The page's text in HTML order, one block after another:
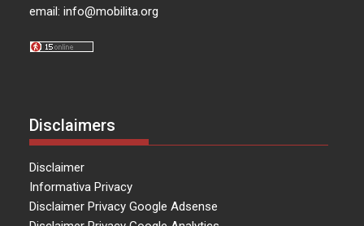
email:info@mobilita.org
Disclaimers
Disclaimer
Informativa Privacy
Disclaimer Privacy Google Adsense